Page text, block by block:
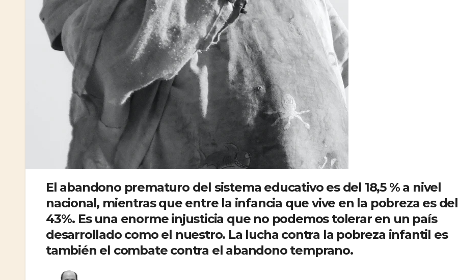
El abandono prematuro del sistema educativo es del 18,5 % a nivel
nacional, mientras que entre la infancia que vive en la pobreza es del
43%. Es una enorme injusticia que no podemos tolerar en un país
desarrollado como el nuestro. La lucha contra la pobreza infantil es
también el combate contra el abandono temprano.